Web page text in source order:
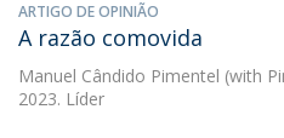
ARTIGO DE OPINIÃO
A razão comovida
Manuel Cândido Pimentel (with
2023. Líder